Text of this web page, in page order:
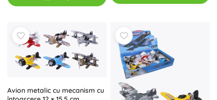
Avion metalic cu mecanism cu